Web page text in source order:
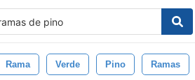
Rama Verde Pino Ramas